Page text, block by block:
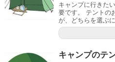
キャンプに行きた
要です。 テントの
が、どちらを選ぶ
キャンプのテ